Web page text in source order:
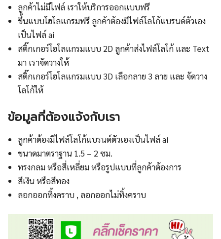
ลูกค้าไม่มีไฟล์ เราให้บริการออกแบบฟรี
ขึ้นแบบโฮโลแกรมฟรี ลูกค้าต้องมีไฟล์โลโก้แบรนด์ตัวเอง
เป็นไฟล์ ai
สติ๊กเกอร์โฮโลแกรมแบบ 2D ลูกค้าส่งไฟล์โลโก้ และ Text
มา เราจัดวางให้
สติ๊กเกอร์โฮโลแกรมแบบ 3D เลือกลาย 3 ลาย และ จัดวาง
โลโก้ให้
ข้อมูลที่ต้องแจ้งกับเรา
ลูกค้าต้องมีไฟล์โลโก้แบรนด์ตัวเองเป็นไฟล์ ai
ขนาดมาตราฐาน 1.5 – 2 ซม.
ทรงกลม หรือสี่เหลี่ยม หรือรูปแบบที่ลูกค้าต้องการ
สีเงิน หรือสีทอง
ลอกออกทิ้งคราบ , ลอกออกไม่ทิ้งคราบ